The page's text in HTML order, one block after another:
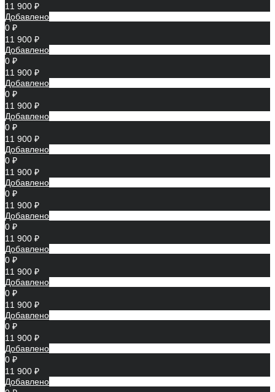
11 900 ₽
Добавлено
0 ₽
11 900 ₽
Добавлено
0 ₽
11 900 ₽
Добавлено
0 ₽
11 900 ₽
Добавлено
0 ₽
11 900 ₽
Добавлено
0 ₽
11 900 ₽
Добавлено
0 ₽
11 900 ₽
Добавлено
0 ₽
11 900 ₽
Добавлено
0 ₽
11 900 ₽
Добавлено
0 ₽
11 900 ₽
Добавлено
0 ₽
11 900 ₽
Добавлено
0 ₽
11 900 ₽
Добавлено